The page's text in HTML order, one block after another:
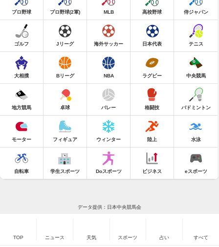
プロ野球 プロ野球(2軍) MLB 高校野球 侍ジャパン
ゴルフ Jリーグ 海外サッカー 日本代表 テニス
大相撲 Bリーグ NBA ラグビー 中央競馬
地方競馬 卓球 バレー 格闘技 バドミントン
モーター フィギュア ウィンター 陸上 水泳
自転車 学生スポーツ Doスポーツ ビジネス eスポーツ
データ提供：日本中央競馬会
TOP ニュース 天気 スポーツ 占い すべて